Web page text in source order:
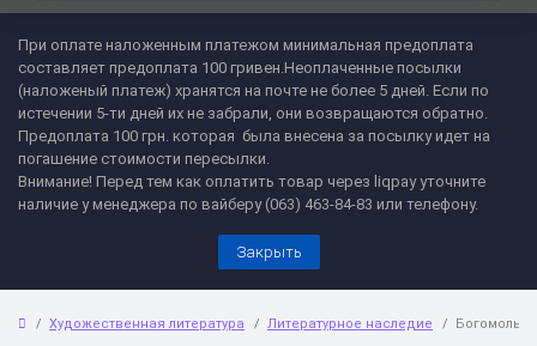
При оплате наложенным платежом минимальная предоплата
составляет предоплата 100 гривен.Неоплаченные посылки
(наложеный платеж) хранятся на почте не более 5 дней. Если по
истечении 5-ти дней их не забрали, они возвращаются обратно.
Предоплата 100 грн. которая была внесена за посылку идет на
погашение стоимости пересылки.
Внимание! Перед тем как оплатить товар через liqpay уточните
наличие у менеджера по вайберу (063) 463-84-83 или телефону.
Закрыть
Художественная литература Литературное наследие